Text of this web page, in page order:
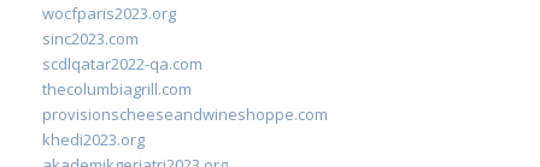
wocfparis2023.org
sinc2023.com
scdlqatar2022-qa.com
thecolumbiagrill.com
provisionscheeseandwineshoppe.com
khedi2023.org